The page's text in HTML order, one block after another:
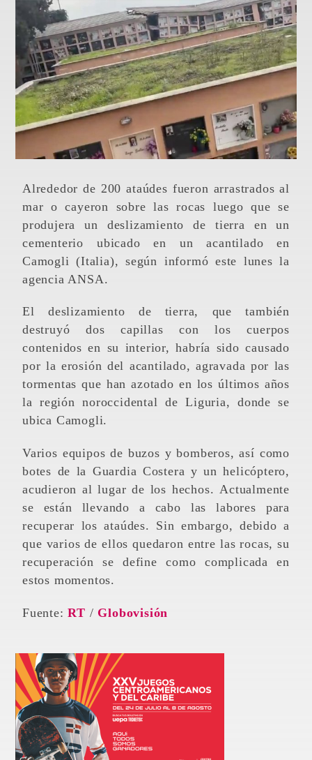
Alrededor de 200 ataúdes fueron arrastrados al
mar o cayeron sobre las rocas luego que se
produjera un deslizamiento de tierra en un
cementerio ubicado en un acantilado en
Camogli (Italia), según informó este lunes la
agencia ANSA.
El deslizamiento de tierra, que también
destruyó dos capillas con los cuerpos
contenidos en su interior, habría sido causado
por la erosión del acantilado, agravada por las
tormentas que han azotado en los últimos años
la región noroccidental de Liguria, donde se
ubica Camogli.
Varios equipos de buzos y bomberos, así como
botes de la Guardia Costera y un helicóptero,
acudieron al lugar de los hechos. Actualmente
se están llevando a cabo las labores para
recuperar los ataúdes. Sin embargo, debido a
que varios de ellos quedaron entre las rocas, su
recuperación se define como complicada en
estos momentos.
Fuente:RT / Globovisión